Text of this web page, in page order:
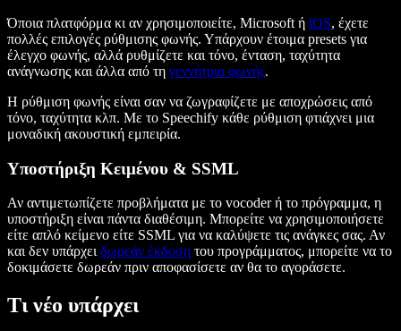
Όποια πλατφόρμα κι αν χρησιμοποιείτε, Microsoft ή iOS, έχετε
πολλές επιλογές ρύθμισης φωνής. Υπάρχουν έτοιμα presets για
έλεγχο φωνής, αλλά ρυθμίζετε και τόνο, ένταση, ταχύτητα
ανάγνωσης και άλλα από τη γεννήτρια φωνής.
Η ρύθμιση φωνής είναι σαν να ζωγραφίζετε με αποχρώσεις από
τόνο, ταχύτητα κλπ. Με το Speechify κάθε ρύθμιση φτιάχνει μια
μοναδική ακουστική εμπειρία.
Υποστήριξη Κειμένου & SSML
Αν αντιμετωπίζετε προβλήματα με το vocoder ή το πρόγραμμα, η
υποστήριξη είναι πάντα διαθέσιμη. Μπορείτε να χρησιμοποιήσετε
είτε απλό κείμενο είτε SSML για να καλύψετε τις ανάγκες σας. Αν
και δεν υπάρχει δωρεάν έκδοση του προγράμματος, μπορείτε να το
δοκιμάσετε δωρεάν πριν αποφασίσετε αν θα το αγοράσετε.
Τι νέο υπάρχει